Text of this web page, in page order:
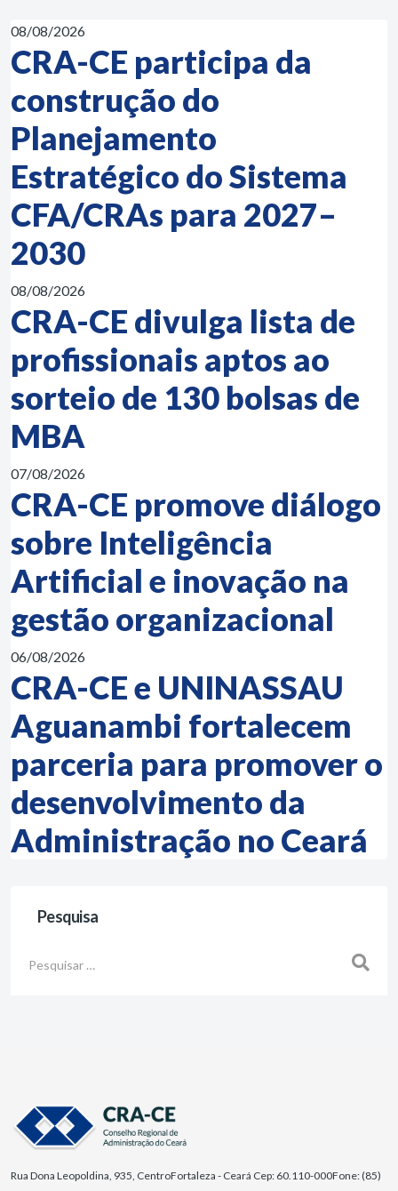
08/08/2026
CRA-CE participa da
construção do
Planejamento
Estratégico do Sistema
CFA/CRAs para 2027–
2030
08/08/2026
CRA-CE divulga lista de
profissionais aptos ao
sorteio de 130 bolsas de
MBA
07/08/2026
CRA-CE promove diálogo
sobre Inteligência
Artificial e inovação na
gestão organizacional
06/08/2026
CRA-CE e UNINASSAU
Aguanambi fortalecem
parceria para promover o
desenvolvimento da
Administração no Ceará
Pesquisa
Rua Dona Leopoldina, 935, CentroFortaleza - Ceará Cep: 60.110-000Fone: (85)